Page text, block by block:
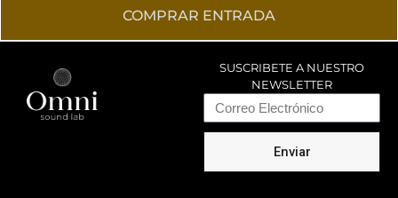
COMPRAR ENTRADA
SUSCRIBETE A NUESTRO
NEWSLETTER
Email
Enviar